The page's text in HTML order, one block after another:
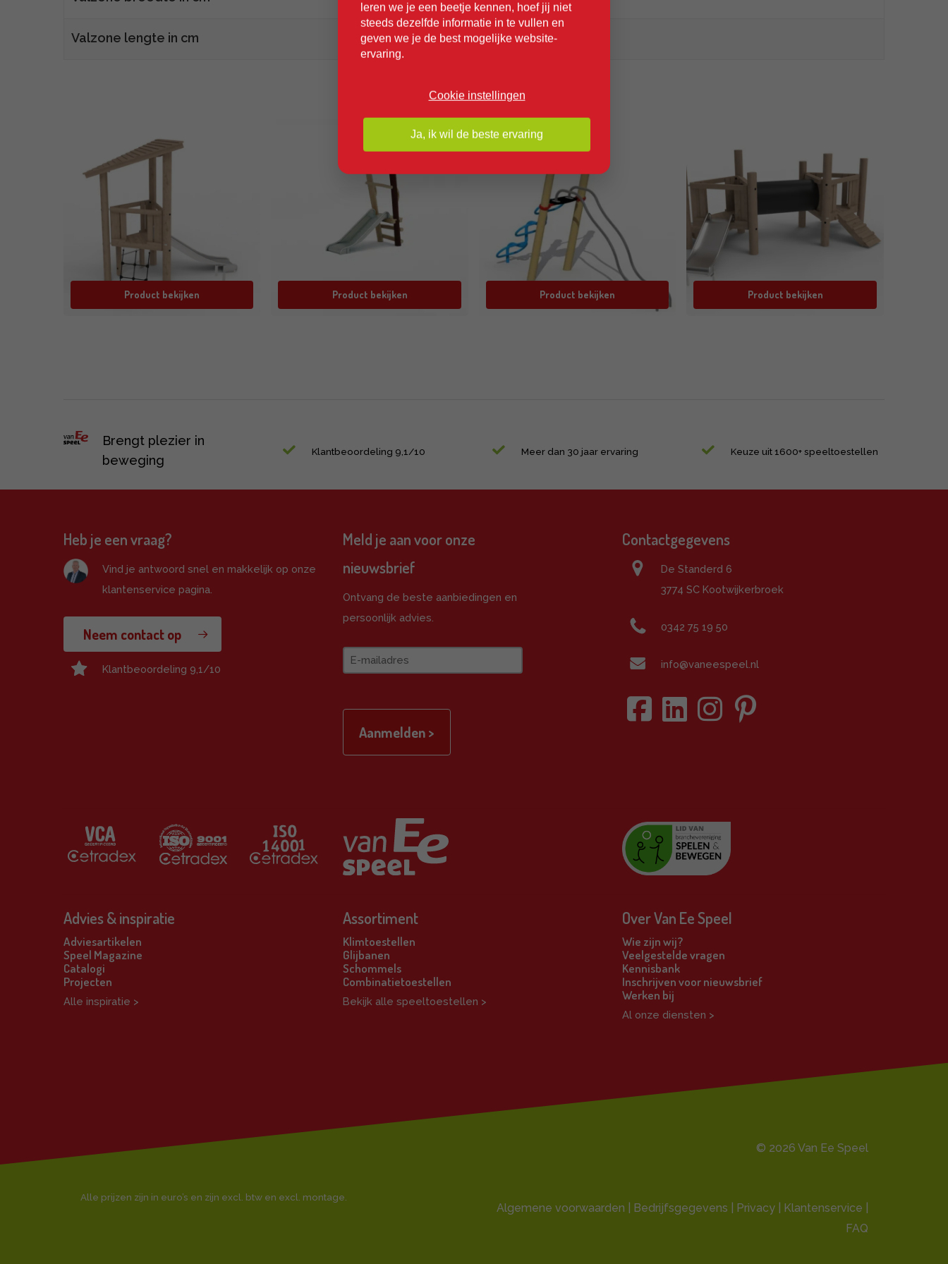
Valzone lengte in cm 926
Product bekijken Product bekijken Product bekijken Product bekijken
Brengt plezier in
beweging
Klantbeoordeling 9,1/10 Meer dan 30 jaar ervaring Keuze uit 1600+ speeltoestellen
Heb je een vraag?
Vind je antwoord snel en makkelijk op onze
klantenservice pagina.
Neem contact op
Klantbeoordeling 9,1/10
Meld je aan voor onze
nieuwsbrief
Ontvang de beste aanbiedingen en
persoonlijk advies.
E-
mailadres
Contactgegevens
De Standerd 6
3774 SC Kootwijkerbroek
0342 75 19 50
info@vaneespeel.nl
Advies & inspiratie
Adviesartikelen
Speel Magazine
Catalogi
Projecten
Alle inspiratie >
Assortiment
Klimtoestellen
Glijbanen
Schommels
Combinatietoestellen
Bekijk alle speeltoestellen >
Over Van Ee Speel
Wie zijn wij?
Veelgestelde vragen
Kennisbank
Inschrijven voor nieuwsbrief
Werken bij
Al onze diensten >
Alle prijzen zijn in euro’s en zijn excl. btw en excl. montage.
© 2026 Van Ee Speel
Algemene voorwaarden | Bedrijfsgegevens | Privacy| Klantenservice
FAQ
leren we je een beetje kennen, hoef jij niet
steeds dezelfde informatie in te vullen en
geven we je de best mogelijke website-
ervaring.
Cookie instellingen
Ja, ik wil de beste ervaring